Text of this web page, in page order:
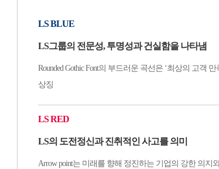
LS BLUE
LS그룹의 전문성, 투명성과 건실함을 나타냄
Rounded Gothic Font의 부드러운 곡선은 ‘최상의 고객
상징
LS RED
LS의 도전정신과 진취적인 사고를 의미
Arrow point는 미래를 향해 정진하는 기업의 강한 의지